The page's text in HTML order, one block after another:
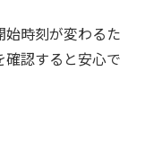
時刻が変わるた
認すると安心で